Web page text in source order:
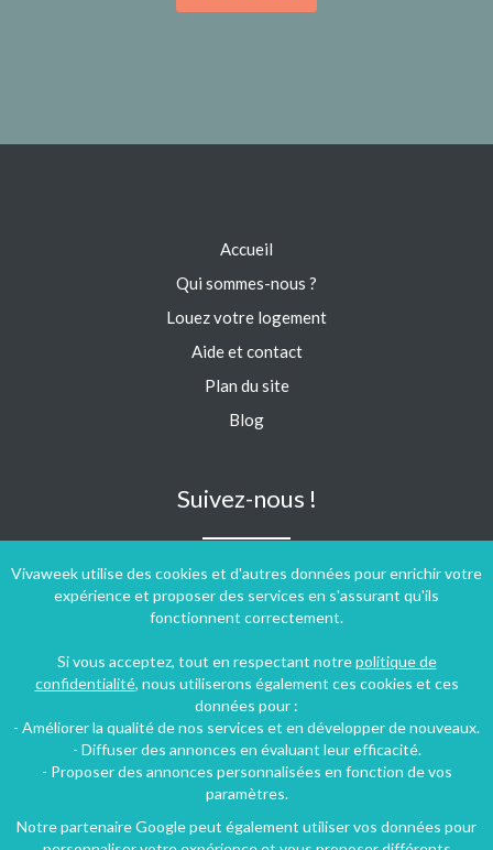
Vivaweek utilise des cookies et d'autres données pour enrichir votre
expérience et proposer des services en s'assurant qu'ils
fonctionnent correctement.
Si vous acceptez, tout en respectant notrepolitique de
confidentialité, nous utiliserons également ces cookies et ces
données pour :
- Améliorer la qualité de nos services et en développer de nouveaux.
- Diffuser des annonces en évaluant leur efficacité.
- Proposer des annonces personnalisées en fonction de vos
paramètres.
Notre partenaire Google peut également utiliser vos données pour
Accueil
Qui sommes-nous ?
Louez votre logement
Aide et contact
Plan du site
Blog
Suivez-nous !